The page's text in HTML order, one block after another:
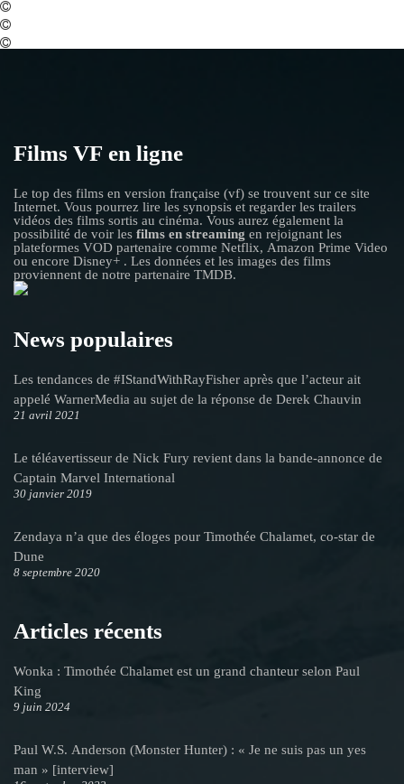
Films VF en ligne
Le top des films en version française (vf) se trouvent sur ce site
Internet. Vous pourrez lire les synopsis et regarder les trailers
vidéos des films sortis au cinéma. Vous aurez également la
possibilité de voir les films en streaming en rejoignant les
plateformes VOD partenaire comme Netflix, Amazon Prime Video
ou encore Disney+ . Les données et les images des films
proviennent de notre partenaire TMDB.
News populaires
Les tendances de #IStandWithRayFisher après que l’acteur ait
appelé WarnerMedia au sujet de la réponse de Derek Chauvin
21 avril 2021
Le téléavertisseur de Nick Fury revient dans la bande-annonce de
Captain Marvel International
30 janvier 2019
Zendaya n’a que des éloges pour Timothée Chalamet, co-star de
Dune
8 septembre 2020
Articles récents
Wonka : Timothée Chalamet est un grand chanteur selon Paul
King
9 juin 2024
Paul W.S. Anderson (Monster Hunter) : « Je ne suis pas un yes
man » [interview]